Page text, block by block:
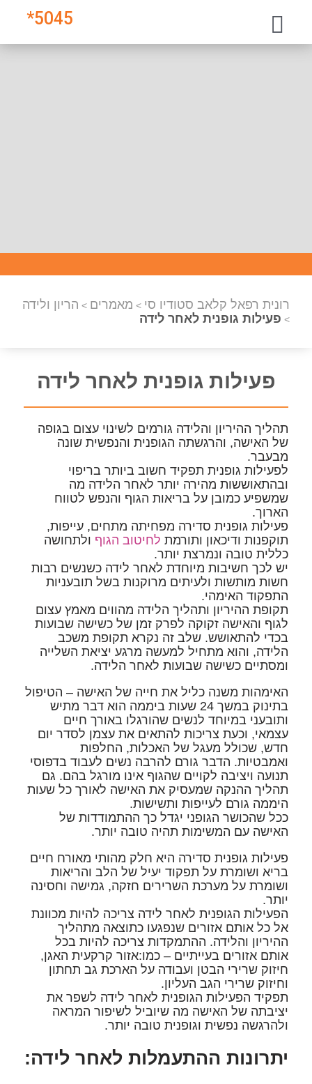
5045
*
רונית רפאל קלאב סטודיו סי > מאמרים > הריון ולידה
> פעילות גופנית לאחר לידה
פעילות גופנית לאחר לידה
תהליך ההיריון והלידה גורמים לשינוי עצום בגופה
של האישה, והרגשתה הגופנית והנפשית שונה
מבעבר.
לפעילות גופנית תפקיד חשוב ביותר בריפוי
ובהתאוששות מהירה יותר לאחר הלידה מה
שמשפיע כמובן על בריאות הגוף והנפש לטווח
הארוך.
פעילות גופנית סדירה מפחיתה מתחים, עייפות,
תוקפנות ודיכאון ותורמת לחיטוב הגוף ולתחושה
כללית טובה ונמרצת יותר.
יש לכך חשיבות מיוחדת לאחר לידה כשנשים רבות
חשות מותשות ולעיתים מרוקנות בשל תובעניות
התפקוד האימהי.
תקופת ההיריון ותהליך הלידה מהווים מאמץ עצום
לגוף והאישה זקוקה לפרק זמן של כשישה שבועות
בכדי להתאושש. שלב זה נקרא תקופת משכב
הלידה, והוא מתחיל למעשה מרגע יציאת השלייה
ומסתיים כשישה שבועות לאחר הלידה.
האימהות משנה כליל את חייה של האישה – הטיפול
בתינוק במשך 24 שעות ביממה הוא דבר מתיש
ותובעני במיוחד לנשים שהורגלו באורך חיים
עצמאי, וכעת צריכות להתאים את עצמן לסדר יום
חדש, שכולל מעגל של האכלות, החלפות
ואמבטיות. הדבר גורם להרבה נשים לעבוד בדפוסי
תנועה ויציבה לקויים שהגוף אינו מורגל בהם. גם
תהליך ההנקה שמעסיק את האישה לאורך כל שעות
היממה גורם לעייפות ותשישות.
ככל שהכושר הגופני יגדל כך ההתמודדות של
האישה עם המשימות תהיה טובה יותר.
פעילות גופנית סדירה היא חלק מהותי מאורח חיים
בריא ושומרת על תפקוד יעיל של הלב והריאות
ושומרת על מערכת השרירים חזקה, גמישה וחסינה
יותר.
הפעילות הגופנית לאחר לידה צריכה להיות מכוונת
אל כל אותם אזורים שנפגעו כתוצאה מתהליך
ההיריון והלידה. ההתמקדות צריכה להיות בכל
אותם אזורים בעייתיים – כמו:אזור קרקעית האגן,
חיזוק שרירי הבטן ועבודה על הארכת גב תחתון
וחיזוק שרירי הגב העליון.
תפקיד הפעילות הגופנית לאחר לידה לשפר את
יציבתה של האישה מה שיוביל לשיפור המראה
ולהרגשה נפשית וגופנית טובה יותר.
יתרונות ההתעמלות לאחר לידה: